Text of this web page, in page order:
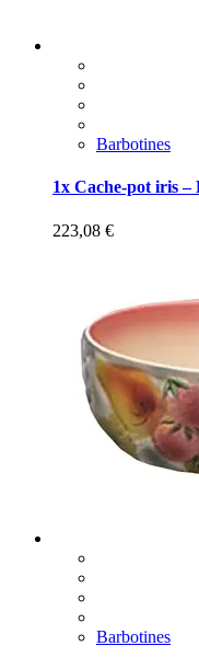
Barbotines
1x Cache-pot iris –
223,08 €
Barbotines